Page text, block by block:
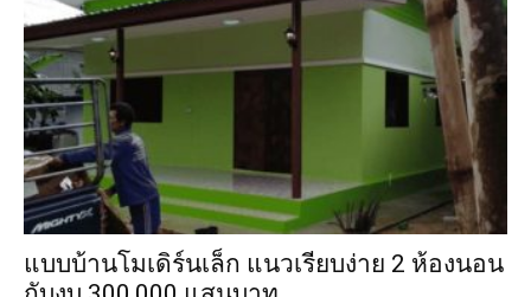
แบบบ้านโมเดิร์นเล็ก แนวเรียบง่าย 2 ห้องนอน